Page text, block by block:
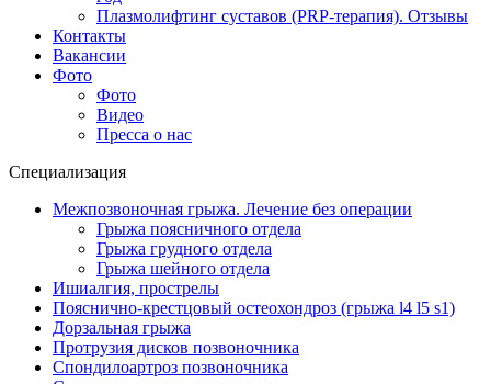
Плазмолифтинг суставов (PRP-терапия). Отзывы
Контакты
Вакансии
Фото
Фото
Видео
Пресса о нас
Специализация
Межпозвоночная грыжа. Лечение без операции
Грыжа поясничного отдела
Грыжа грудного отдела
Грыжа шейного отдела
Ишиалгия, прострелы
Пояснично-крестцовый остеохондроз (грыжа l4 l5 s1)
Дорзальная грыжа
Протрузия дисков позвоночника
Спондилоартроз позвоночника